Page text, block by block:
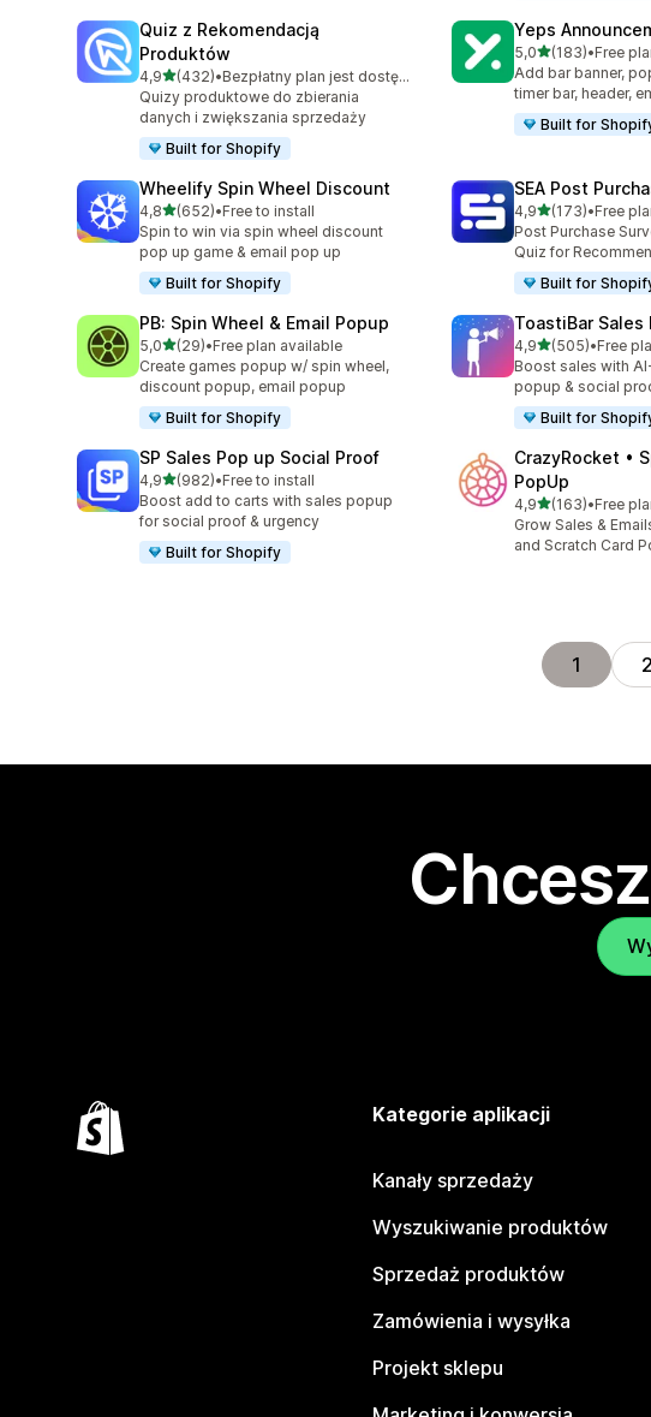
Quiz z Rekomendacją
Produktów
4,9na 5 gwiazdek
(432)
Łączna liczba recenzji: 432
•
Bezpłatny plan jest dostępny
Quizy produktowe do zbierania
danych i zwiększania sprzedaży
Built for Shopify
Yeps
5,0na 5 gwiazdek
(183)
Łączna liczba
•Free
Add bar banner,
timer bar, header,
Built for
Wheelify Spin Wheel Discount
4,8na 5 gwiazdek
(652)
Łączna liczba recenzji: 652
•Free to install
Spin to win via spin wheel discount
pop up game & email pop up
Built for Shopify
SEA Post
4,9na 5 gwiazdek
(173)
Łączna liczba
•Free
Post Purchase
Quiz for
Built for
PB: Spin Wheel & Email Popup
5,0na 5 gwiazdek
(29)
Łączna liczba recenzji: 29
•Free plan available
Create games popup w/ spin wheel,
discount popup, email popup
Built for Shopify
ToastiBar Sales
4,9na 5 gwiazdek
(505)
Łączna liczba
•Free
Boost sales with
popup & social
Built for
SP Sales Pop up Social Proof
4,9na 5 gwiazdek
(982)
Łączna liczba recenzji: 982
•Free to install
Boost add to carts with sales popup
for social proof & urgency
Built for Shopify
CrazyRocket •
PopUp
4,9na 5 gwiazdek
(163)
Łączna liczba
•Free
Grow Sales &
and Scratch Card
1 2
Kategorie aplikacji
Kanały sprzedaży
Wyszukiwanie produktów
Sprzedaż produktów
Zamówienia i wysyłka
Projekt sklepu